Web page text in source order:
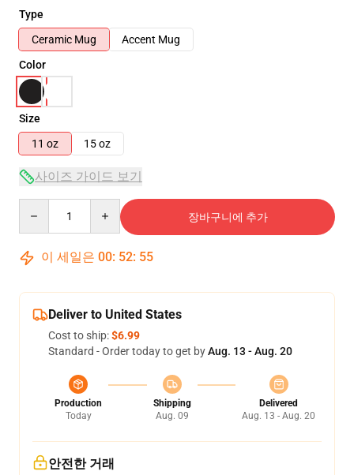
Type
Ceramic Mug
Accent Mug
Color
Size
11 oz
15 oz
사이즈 가이드 보기
장바구니에 추가
이 세일은 00: 52: 54
Deliver to United States
Cost to ship:$6.99
Standard - Order today to get byAug. 13 - Aug. 20
Production
Today
Shipping
Aug. 09
Delivered
Aug. 13 - Aug. 20
안전한 거래